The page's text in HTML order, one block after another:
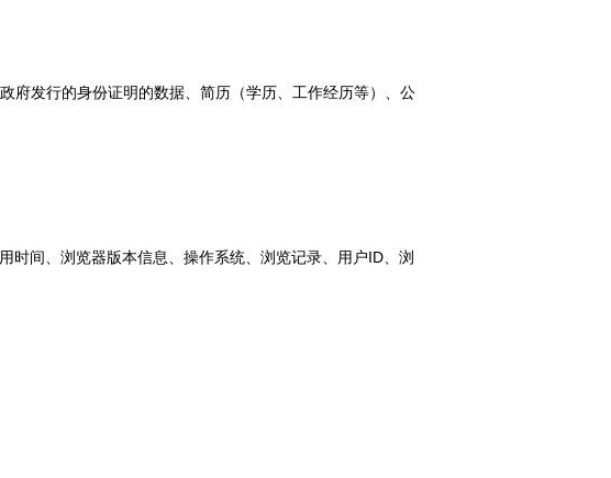
府发行的身份证明的数据、简历（学历、工作经历等）、公
间、浏览器版本信息、操作系统、浏览记录、用户ID、浏